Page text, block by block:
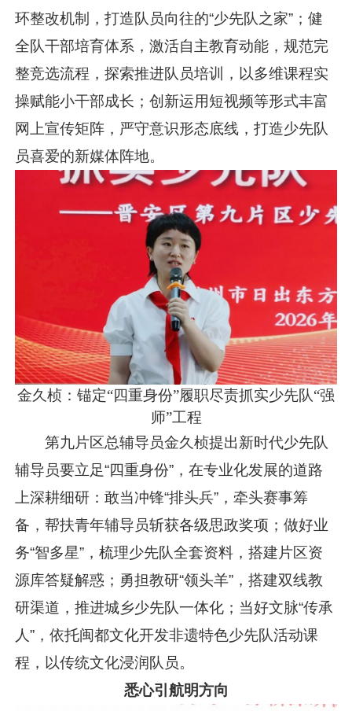
环整改机制，打造队员向往的“少先队之家”；健
全队干部培育体系，激活自主教育动能，规范完
整竞选流程，探索推进队员培训，以多维课程实
操赋能小干部成长；创新运用短视频等形式丰富
网上宣传矩阵，严守意识形态底线，打造少先队
员喜爱的新媒体阵地。
金久桢：锚定“四重身份”履职尽责抓实少先队“强
师”工程
第九片区总辅导员金久桢提出新时代少先队
辅导员要立足“四重身份”，在专业化发展的道路
上深耕细研：敢当冲锋“排头兵”，牵头赛事筹
备，帮扶青年辅导员斩获各级思政奖项；做好业
务“智多星”，梳理少先队全套资料，搭建片区资
源库答疑解惑；勇担教研“领头羊”，搭建双线教
研渠道，推进城乡少先队一体化；当好文脉“传承
人”，依托闽都文化开发非遗特色少先队活动课
程，以传统文化浸润队员。
悉心引航明方向